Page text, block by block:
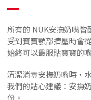
所有的 NUK安撫奶嘴
受到寶寶顎部擠壓時會
始終可以最服貼寶寶的
清潔消毒安撫奶嘴時，
我們的貼心建議：安撫